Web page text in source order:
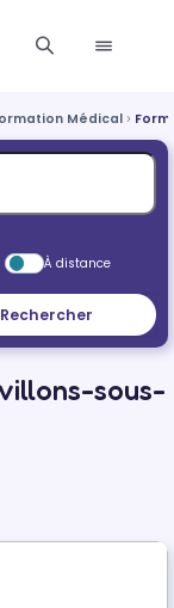
Médical
À distance
Rechercher
sous-